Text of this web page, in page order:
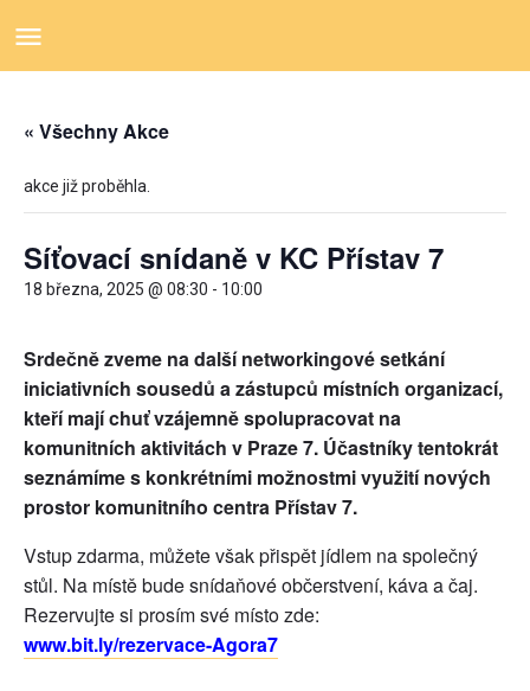
« Všechny Akce
akce již proběhla.
Síťovací snídaně v KC Přístav 7
18 března, 2025 @ 08:30 - 10:00
Srdečně zveme na další networkingové setkání
iniciativních sousedů a zástupců místních organizací,
kteří mají chuť vzájemně spolupracovat na
komunitních aktivitách v Praze 7. Účastníky tentokrát
seznámíme s konkrétními možnostmi využití nových
prostor komunitního centra Přístav 7.
Vstup zdarma, můžete však přispět jídlem na společný
stůl. Na místě bude snídaňové občerstvení, káva a čaj.
Rezervujte si prosím své místo zde:
www.bit.ly/rezervace-Agora7